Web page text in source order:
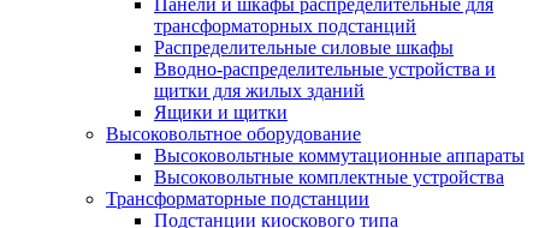
Панели и шкафы распределительные для
трансформаторных подстанций
Распределительные силовые шкафы
Вводно-распределительные устройства и
щитки для жилых зданий
Ящики и щитки
Высоковольтное оборудование
Высоковольтные коммутационные аппараты
Высоковольтные комплектные устройства
Трансформаторные подстанции
Подстанции киоскового типа